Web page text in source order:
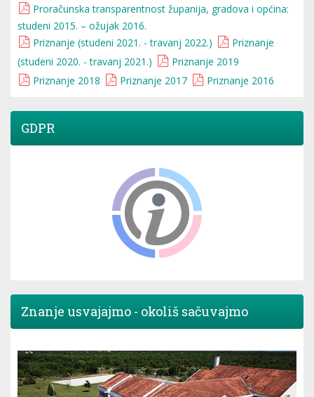
Proračunska transparentnost županija, gradova i općina:
studeni 2015. – ožujak 2016.
Priznanje (studeni 2021. - travanj 2022.)
Priznanje
(studeni 2020. - travanj 2021.)
Priznanje 2019
Priznanje 2018
Priznanje 2017 Priznanje 2016
GDPR
Znanje usvajajmo - okoliš sačuvajmo